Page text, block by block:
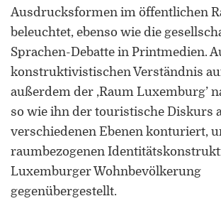
Ausdrucksformen im öffentlichen
beleuchtet, ebenso wie die
Sprachen-Debatte in Printmedien.
konstruktivistischen Verständnis
außerdem der ‚Raum Luxemburg’
so wie ihn der touristische Diskurs
verschiedenen Ebenen konturiert,
raumbezogenen
Luxemburger Wohnbevölkerung
gegenübergestellt.